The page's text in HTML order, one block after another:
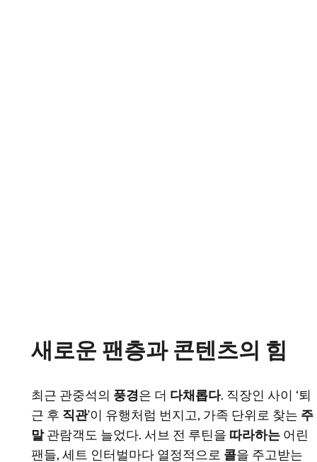
새로운 팬층과 콘텐츠의 힘
최근 관중석의 풍경은 더 다채롭다. 직장인 사이 ‘퇴
근 후 직관’이 유행처럼 번지고, 가족 단위로 찾는 주
말관람객도 늘었다. 서브 전 루틴을 따라하는 어린
팬들, 세트 인터벌마다 열정적으로 콜을 주고받는